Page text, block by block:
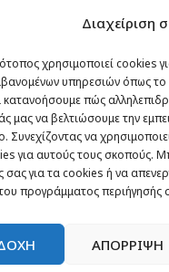
Διαχείριση
χρησιμοποιεί cookies
υπηρεσιών όπως
πώς
μας να βελτιώσουμε την
Συνεχίζοντας να
για αυτούς τους σκοπούς.
σας για τα cookies ή να
προγράμματος περιήγησής
ΑΠΟΡΡΙΨΗ
οποία δεν έχεις
χάσεις, είναι τα